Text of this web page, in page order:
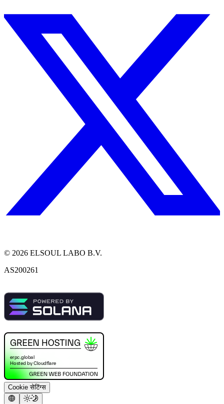
© 2026 ELSOUL LABO B.V.
AS200261
Cookie सेटिंग्स